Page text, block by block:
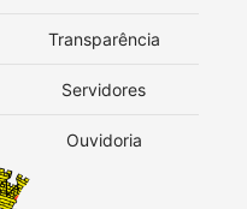
Transparência
Servidores
Ouvidoria